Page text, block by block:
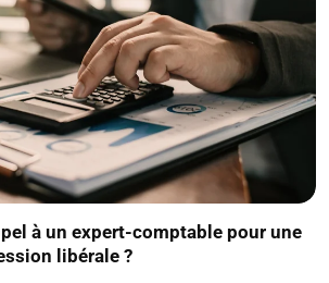
à un expert-comptable pour une
libérale ?